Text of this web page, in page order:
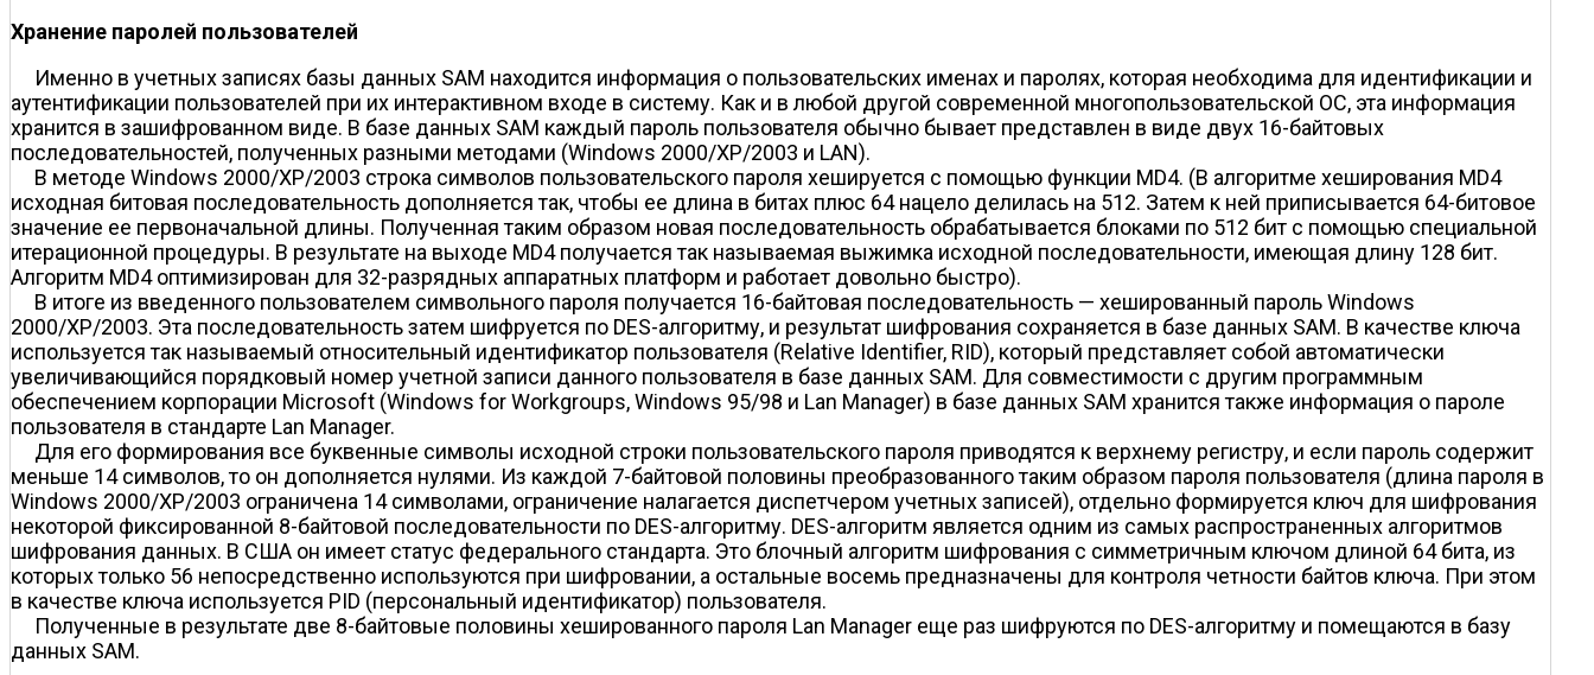
Хранение паролей пользователей
Именно в учетных записях базы данных SAM находится информация о пользовательских именах и паролях, которая необходима для идентификации и
аутентификации пользователей при их интерактивном входе в систему. Как и в любой другой современной многопользовательской ОС, эта информация
хранится в зашифрованном виде. В базе данных SAM каждый пароль пользователя обычно бывает представлен в виде двух 16-байтовых
последовательностей, полученных разными методами (Windows 2000/XP/2003 и LAN).
В методе Windows 2000/XP/2003 строка символов пользовательского пароля хешируется с помощью функции MD4. (В алгоритме хеширования MD4
исходная битовая последовательность дополняется так, чтобы ее длина в битах плюс 64 нацело делилась на 512. Затем к ней приписывается 64-битовое
значение ее первоначальной длины. Полученная таким образом новая последовательность обрабатывается блоками по 512 бит с помощью специальной
итерационной процедуры. В результате на выходе MD4 получается так называемая выжимка исходной последовательности, имеющая длину 128 бит.
Алгоритм MD4 оптимизирован для 32-разрядных аппаратных платформ и работает довольно быстро).
В итоге из введенного пользователем символьного пароля получается 16-байтовая последовательность — хешированный пароль Windows
2000/XP/2003. Эта последовательность затем шифруется по DES-алгоритму, и результат шифрования сохраняется в базе данных SAM. В качестве ключа
используется так называемый относительный идентификатор пользователя (Relative Identifier, RID), который представляет собой автоматически
увеличивающийся порядковый номер учетной записи данного пользователя в базе данных SAM. Для совместимости с другим программным
обеспечением корпорации Microsoft (Windows for Workgroups, Windows 95/98 и Lan Manager) в базе данных SAM хранится также информация о пароле
пользователя в стандарте Lan Manager.
Для его формирования все буквенные символы исходной строки пользовательского пароля приводятся к верхнему регистру, и если пароль содержит
меньше 14 символов, то он дополняется нулями. Из каждой 7-байтовой половины преобразованного таким образом пароля пользователя (длина пароля в
Windows 2000/XP/2003 ограничена 14 символами, ограничение налагается диспетчером учетных записей), отдельно формируется ключ для шифрования
некоторой фиксированной 8-байтовой последовательности по DES-алгоритму. DES-алгоритм является одним из самых распространенных алгоритмов
шифрования данных. В США он имеет статус федерального стандарта. Это блочный алгоритм шифрования с симметричным ключом длиной 64 бита, из
которых только 56 непосредственно используются при шифровании, а остальные восемь предназначены для контроля четности байтов ключа. При этом
в качестве ключа используется PID (персональный идентификатор) пользователя.
Полученные в результате две 8-байтовые половины хешированного пароля Lan Manager еще раз шифруются по DES-алгоритму и помещаются в базу
данных SAM.